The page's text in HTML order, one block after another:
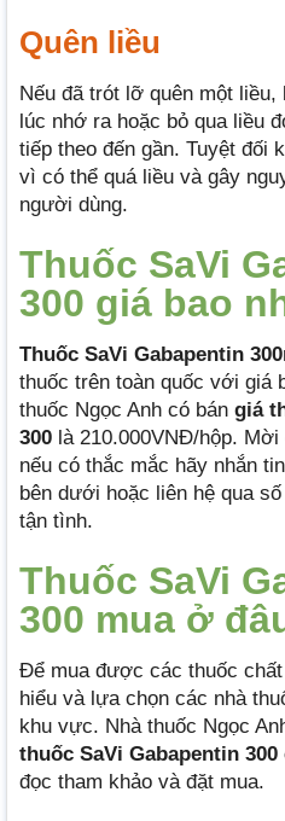
Quên liều
Nếu đã trót lỡ quên một liều,
lúc nhớ ra hoặc bỏ qua liều
tiếp theo đến gần. Tuyệt đối
vì có thể quá liều và gây
người dùng.
Thuốc SaVi
300 giá bao
Thuốc SaVi Gabapentin
thuốc trên toàn quốc với giá
thuốc Ngọc Anh có bán giá
300 là 210.000VNĐ/hộp.
nếu có thắc mắc hãy nhắn
bên dưới hoặc liên hệ qua
tận tình.
Thuốc SaVi
300 mua ở
Để mua được các thuốc
hiểu và lựa chọn các nhà
khu vực. Nhà thuốc Ngọc
thuốc SaVi Gabapentin
đọc tham khảo và đặt mua.